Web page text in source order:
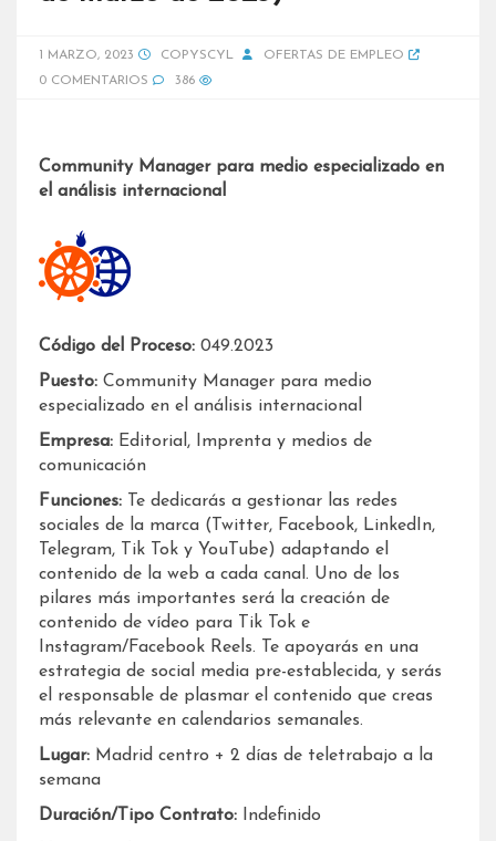
1 MARZO, 2023 COPYSCYL
OFERTAS DE EMPLEO
0 COMENTARIOS
386
Community Manager para medio especializado en
el análisis internacional
Código del Proceso: 049.2023
Puesto: Community Manager para medio
especializado en el análisis internacional
Empresa: Editorial, Imprenta y medios de
comunicación
Funciones:
Te dedicarás a gestionar las redes
sociales de la marca (Twitter, Facebook, LinkedIn,
Telegram, Tik Tok y YouTube) adaptando el
contenido de la web a cada canal. Uno de los
pilares más importantes será la creación de
contenido de vídeo para Tik Tok e
Instagram/Facebook Reels. Te apoyarás en una
estrategia de social media pre-establecida, y serás
el responsable de plasmar el contenido que creas
más relevante en calendarios semanales.
Lugar: Madrid centro + 2 días de teletrabajo a la
semana
Duración/Tipo Contrato:
Indefinido